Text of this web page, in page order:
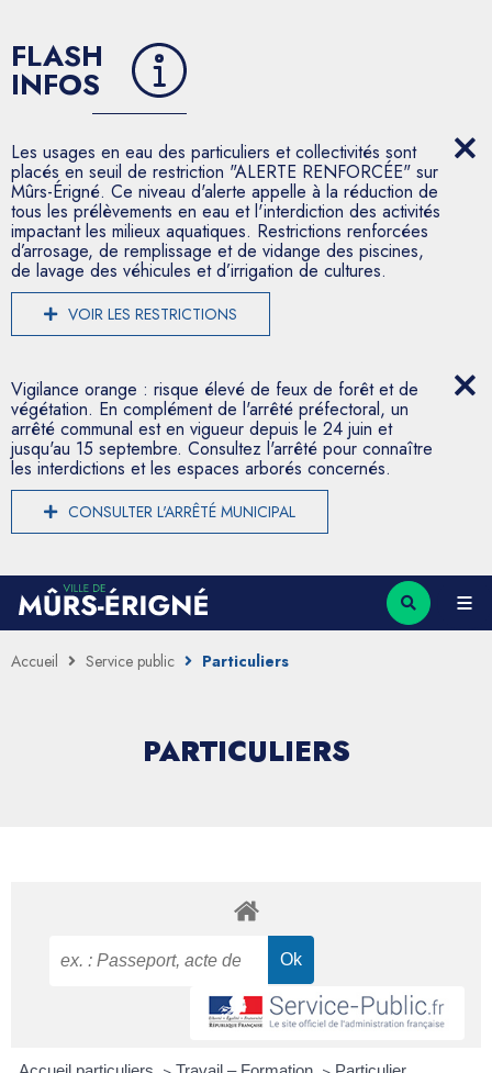
FLASH
INFOS
Les usages en eau des particuliers et collectivités sont
placés en seuil de restriction "ALERTE RENFORCÉE" sur
Mûrs-Érigné. Ce niveau d'alerte appelle à la réduction de
tous les prélèvements en eau et l'interdiction des activités
impactant les milieux aquatiques. Restrictions renforcées
d’arrosage, de remplissage et de vidange des piscines,
de lavage des véhicules et d’irrigation de cultures.
VOIR LES RESTRICTIONS
Vigilance orange : risque élevé de feux de forêt et de
végétation. En complément de l'arrêté préfectoral, un
arrêté communal est en vigueur depuis le 24 juin et
jusqu'au 15 septembre. Consultez l'arrêté pour connaître
les interdictions et les espaces arborés concernés.
CONSULTER L'ARRÊTÉ MUNICIPAL
Accueil Service public Particuliers
PARTICULIERS